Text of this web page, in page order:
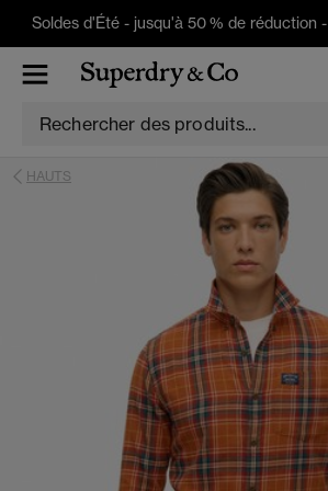
Soldes d'Été -jusqu'à 50 % de réduction -
HAUTS